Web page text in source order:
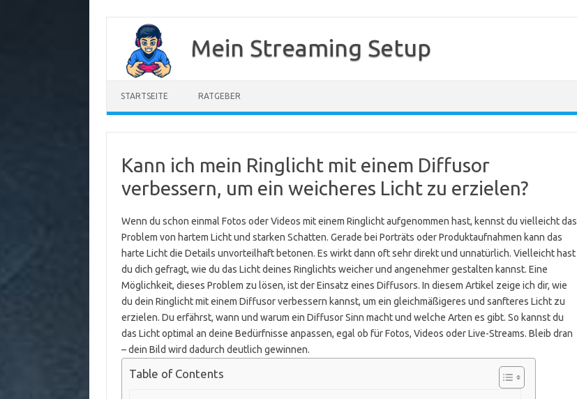
springen
Mein Streaming Setup
STARTSEITE RATGEBER
Kann ich mein Ringlicht mit einem Diffusor
verbessern, um ein weicheres Licht zu erzielen?
Wenn du schon einmal Fotos oder Videos mit einem Ringlicht aufgenommen hast, kennst du vielleicht das
Problem von hartem Licht und starken Schatten. Gerade bei Porträts oder Produktaufnahmen kann das
harte Licht die Details unvorteilhaft betonen. Es wirkt dann oft sehr direkt und unnatürlich. Vielleicht hast
du dich gefragt, wie du das Licht deines Ringlichts weicher und angenehmer gestalten kannst. Eine
Möglichkeit, dieses Problem zu lösen, ist der Einsatz eines Diffusors. In diesem Artikel zeige ich dir, wie
du dein Ringlicht mit einem Diffusor verbessern kannst, um ein gleichmäßigeres und sanfteres Licht zu
erzielen. Du erfährst, wann und warum ein Diffusor Sinn macht und welche Arten es gibt. So kannst du
das Licht optimal an deine Bedürfnisse anpassen, egal ob für Fotos, Videos oder Live-Streams. Bleib dran
– dein Bild wird dadurch deutlich gewinnen.
Table of Contents